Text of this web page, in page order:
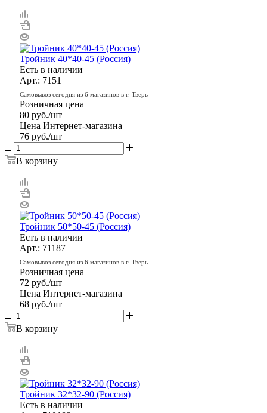
Тройник 40*40-45 (Россия)
Есть в наличии
Арт.: 7151
Самовывоз сегодня из 6 магазинов в г. Тверь
Розничная цена
80 руб./шт
Цена Интернет-магазина
76 руб./шт
В корзину
Тройник 50*50-45 (Россия)
Есть в наличии
Арт.: 71187
Самовывоз сегодня из 6 магазинов в г. Тверь
Розничная цена
72 руб./шт
Цена Интернет-магазина
68 руб./шт
В корзину
Тройник 32*32-90 (Россия)
Есть в наличии